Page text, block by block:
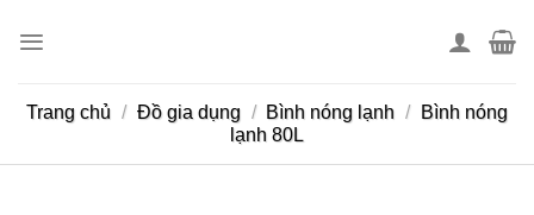
Trang chủ / Đồ gia dụng / Bình nóng lạnh /
Bình nóng
lạnh 80L